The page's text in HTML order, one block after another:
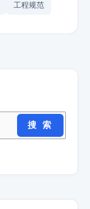
工程规范
搜 索